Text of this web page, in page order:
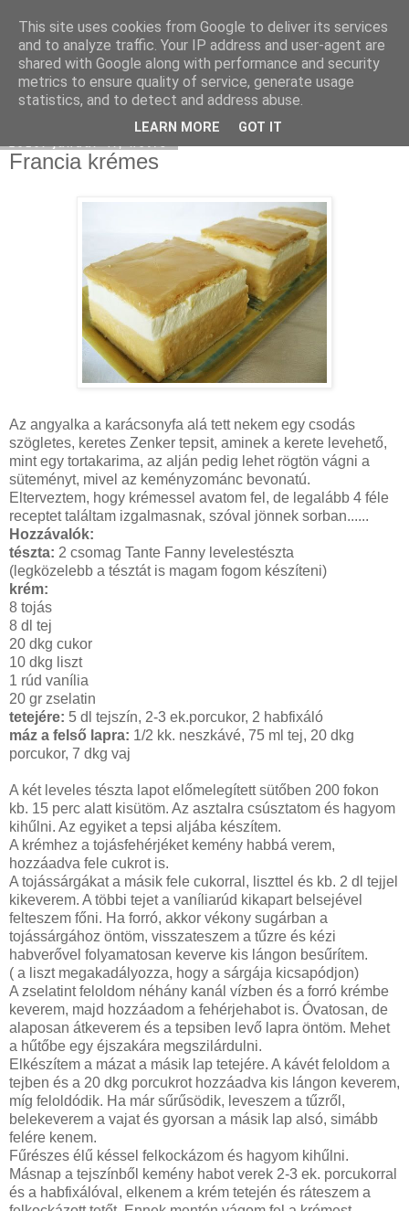
Moha Konyha
Francia krémes
Az angyalka a karácsonyfa alá tett nekem egy csodás
szögletes, keretes Zenker tepsit, aminek a kerete levehető,
mint egy tortakarima, az alján pedig lehet rögtön vágni a
süteményt, mivel az keményzománc bevonatú.
Elterveztem, hogy krémessel avatom fel, de legalább 4 féle
receptet találtam izgalmasnak, szóval jönnek sorban......
Hozzávalók:
tészta: 2 csomag Tante Fanny levelestészta
(legközelebb a tésztát is magam fogom készíteni)
krém:
8 tojás
8 dl tej
20 dkg cukor
10 dkg liszt
1 rúd vanília
20 gr zselatin
tetejére: 5 dl tejszín, 2-3 ek.porcukor, 2 habfixáló
máz a felső lapra: 1/2 kk. neszkávé, 75 ml tej, 20 dkg
porcukor, 7 dkg vaj
A két leveles tészta lapot előmelegített sütőben 200 fokon
kb. 15 perc alatt kisütöm. Az asztalra csúsztatom és hagyom
kihűlni. Az egyiket a tepsi aljába készítem.
A krémhez a tojásfehérjéket kemény habbá verem,
hozzáadva fele cukrot is.
A tojássárgákat a másik fele cukorral, liszttel és kb. 2 dl tejjel
kikeverem. A többi tejet a vaníliarúd kikapart belsejével
felteszem főni. Ha forró, akkor vékony sugárban a
tojássárgához öntöm, visszateszem a tűzre és kézi
habverővel folyamatosan keverve kis lángon besűrítem.
( a liszt megakadályozza, hogy a sárgája kicsapódjon)
A zselatint feloldom néhány kanál vízben és a forró krémbe
keverem, majd hozzáadom a fehérjehabot is. Óvatosan, de
alaposan átkeverem és a tepsiben levő lapra öntöm. Mehet
a hűtőbe egy éjszakára megszilárdulni.
Elkészítem a mázat a másik lap tetejére. A kávét feloldom a
tejben és a 20 dkg porcukrot hozzáadva kis lángon keverem,
míg feloldódik. Ha már sűrűsödik, leveszem a tűzről,
belekeverem a vajat és gyorsan a másik lap alsó, simább
felére kenem.
Fűrészes élű késsel felkockázom és hagyom kihűlni.
Másnap a tejszínből kemény habot verek 2-3 ek. porcukorral
és a habfixálóval, elkenem a krém tetején és ráteszem a
This site uses cookies from Google to deliver its services
and to analyze traffic. Your IP address and user-agent are
shared with Google along with performance and security
metrics to ensure quality of service, generate usage
statistics, and to detect and address abuse.
LEARN MORE GOT IT